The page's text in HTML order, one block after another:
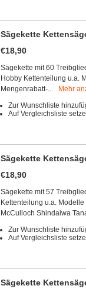
Sägekette
€18,90
Sägekette mit 60
Hobby Kettenteilung u.a.
Mengenrabatt-...
Mehr
Zur Wunschliste
Auf Vergleichsliste
Sägekette
€18,90
Sägekette mit 57
Kettenteilung u.a.
McCulloch Shindaiwa
Zur Wunschliste
Auf Vergleichsliste
Sägekette